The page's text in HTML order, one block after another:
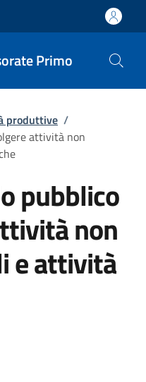
Primo
produttive /
attività non
pubblico
non
e attività